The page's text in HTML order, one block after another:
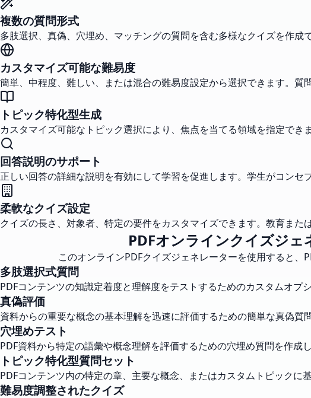
複数の質問形式
多肢選択、真偽、穴埋め、マッチングの質問を含む多様なクイズを作成
カスタマイズ可能な難易度
簡単、中程度、難しい、または混合の難易度設定から選択できます。質
トピック特化型生成
カスタマイズ可能なトピック選択により、焦点を当てる領域を指定でき
回答説明のサポート
正しい回答の詳細な説明を有効にして学習を促進します。学生がコンセ
柔軟なクイズ設定
クイズの長さ、対象者、特定の要件をカスタマイズできます。教育また
PDFオンラインクイズジ
このオンラインPDFクイズジェネレーターを使用すると
多肢選択式質問
PDFコンテンツの知識定着度と理解度をテストするためのカスタムオプ
真偽評価
資料からの重要な概念の基本理解を迅速に評価するための簡単な真偽質
穴埋めテスト
PDF資料から特定の語彙や概念理解を評価するための穴埋め質問を作成し
トピック特化型質問セット
PDFコンテンツ内の特定の章、主要な概念、またはカスタムトピックに
難易度調整されたクイズ